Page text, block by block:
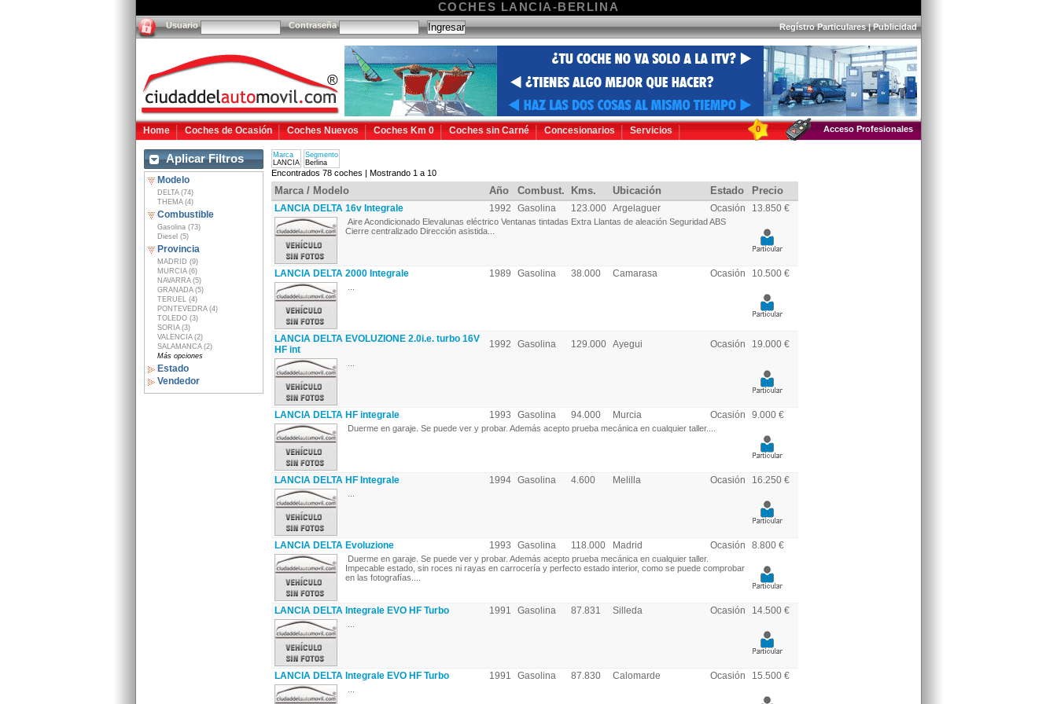
COCHES LANCIA-BERLINA
Usuario Contraseña Regístro Particulares|Publicidad
Home Coches de Ocasión Coches Nuevos Coches Km 0 Coches sin Carné Concesionarios Servicios 0 Acceso Profesionales
Aplicar Filtros
Modelo
DELTA (74)
THEMA (4)
Combustible
Gasolina (73)
Diesel (5)
Provincia
MADRID (9)
MURCIA (6)
NAVARRA (5)
GRANADA (5)
TERUEL (4)
PONTEVEDRA (4)
TOLEDO (3)
SORIA (3)
VALENCIA (2)
SALAMANCA (2)
Más opciones
Estado
Vendedor
Marca
LANCIA
Segmento
Berlina
Encontrados 78 coches | Mostrando 1 a 10
Marca / Modelo Año Combust. Kms. Ubicación Estado Precio
LANCIA DELTA 16v Integrale 1992 Gasolina 123.000 Argelaguer Ocasión 13.850 €
Aire Acondicionado Elevalunas eléctrico Ventanas tintadas Extra Llantas de aleación Seguridad ABS
Cierre centralizado Dirección asistida...
LANCIA DELTA 2000 Integrale 1989 Gasolina 38.000 Camarasa Ocasión 10.500 €
LANCIA DELTA EVOLUZIONE 2.0i.e. turbo 16V
HF int
1992 Gasolina 129.000 Ayegui Ocasión 19.000 €
LANCIA DELTA HF integrale 1993 Gasolina 94.000 Murcia Ocasión 9.000 €
Duerme en garaje. Se puede ver y probar. Además acepto prueba mecánica en cualquier taller....
LANCIA DELTA HF Integrale 1994 Gasolina 4.600 Melilla Ocasión 16.250 €
LANCIA DELTA Evoluzione 1993 Gasolina 118.000 Madrid Ocasión 8.800 €
Duerme en garaje. Se puede ver y probar. Además acepto prueba mecánica en cualquier taller.
Impecable estado, sin roces ni rayas en carrocería y perfecto estado interior, como se puede comprobar
en las fotografías....
LANCIA DELTA Integrale EVO HF Turbo 1991 Gasolina 87.831 Silleda Ocasión 14.500 €
LANCIA DELTA Integrale EVO HF Turbo 1991 Gasolina 87.830 Calomarde Ocasión 15.500 €